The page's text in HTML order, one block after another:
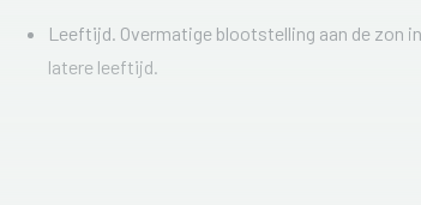
Leeftijd. Overmatige blootstelling aan de zon
latere leeftijd.